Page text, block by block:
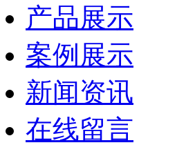
产品展示
案例展示
新闻资讯
在线留言